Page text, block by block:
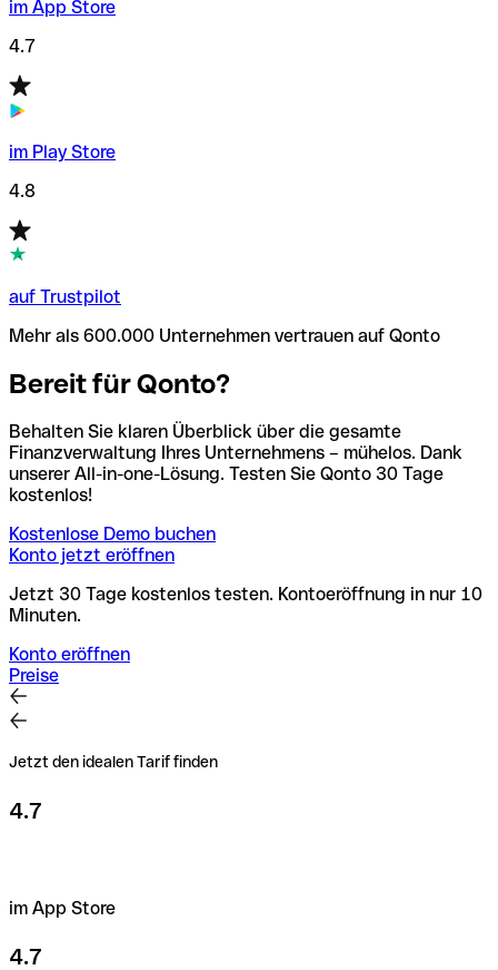
im App Store
4.7
im Play Store
4.8
auf Trustpilot
Mehr als 600.000 Unternehmen vertrauen auf Qonto
Bereit für Qonto?
Behalten Sie klaren Überblick über die gesamte
Finanzverwaltung Ihres Unternehmens – mühelos. Dank
unserer All-in-one-Lösung. Testen Sie Qonto 30 Tage
kostenlos!
Kostenlose Demo buchen
Konto jetzt eröffnen
Jetzt 30 Tage kostenlos testen. Kontoeröffnung in nur 10
Minuten.
Konto eröffnen
Preise
Jetzt den idealen Tarif finden
4.7
im App Store
4.7